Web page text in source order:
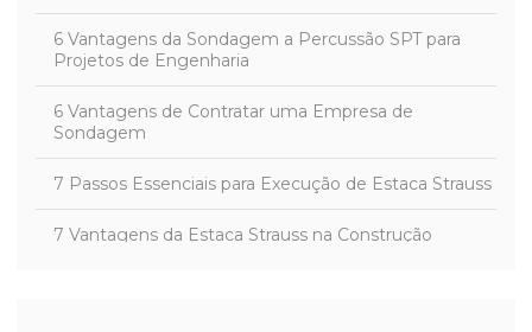
6 Vantagens da Sondagem a Percussão SPT para
Projetos de Engenharia
6 Vantagens de Contratar uma Empresa de
Sondagem
7 Passos Essenciais para Execução de Estaca Strauss
7 Vantagens da Estaca Strauss na Construção